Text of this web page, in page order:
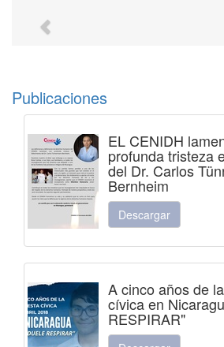
Previous
Publicaciones
EL CENIDH
profunda tristeza
del Dr. Carlos
Bernheim
Descargar
A cinco años de
cívica en
RESPIRAR"